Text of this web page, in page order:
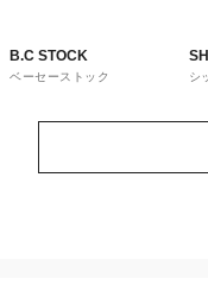
B.C STOCK
ベーセーストック シ